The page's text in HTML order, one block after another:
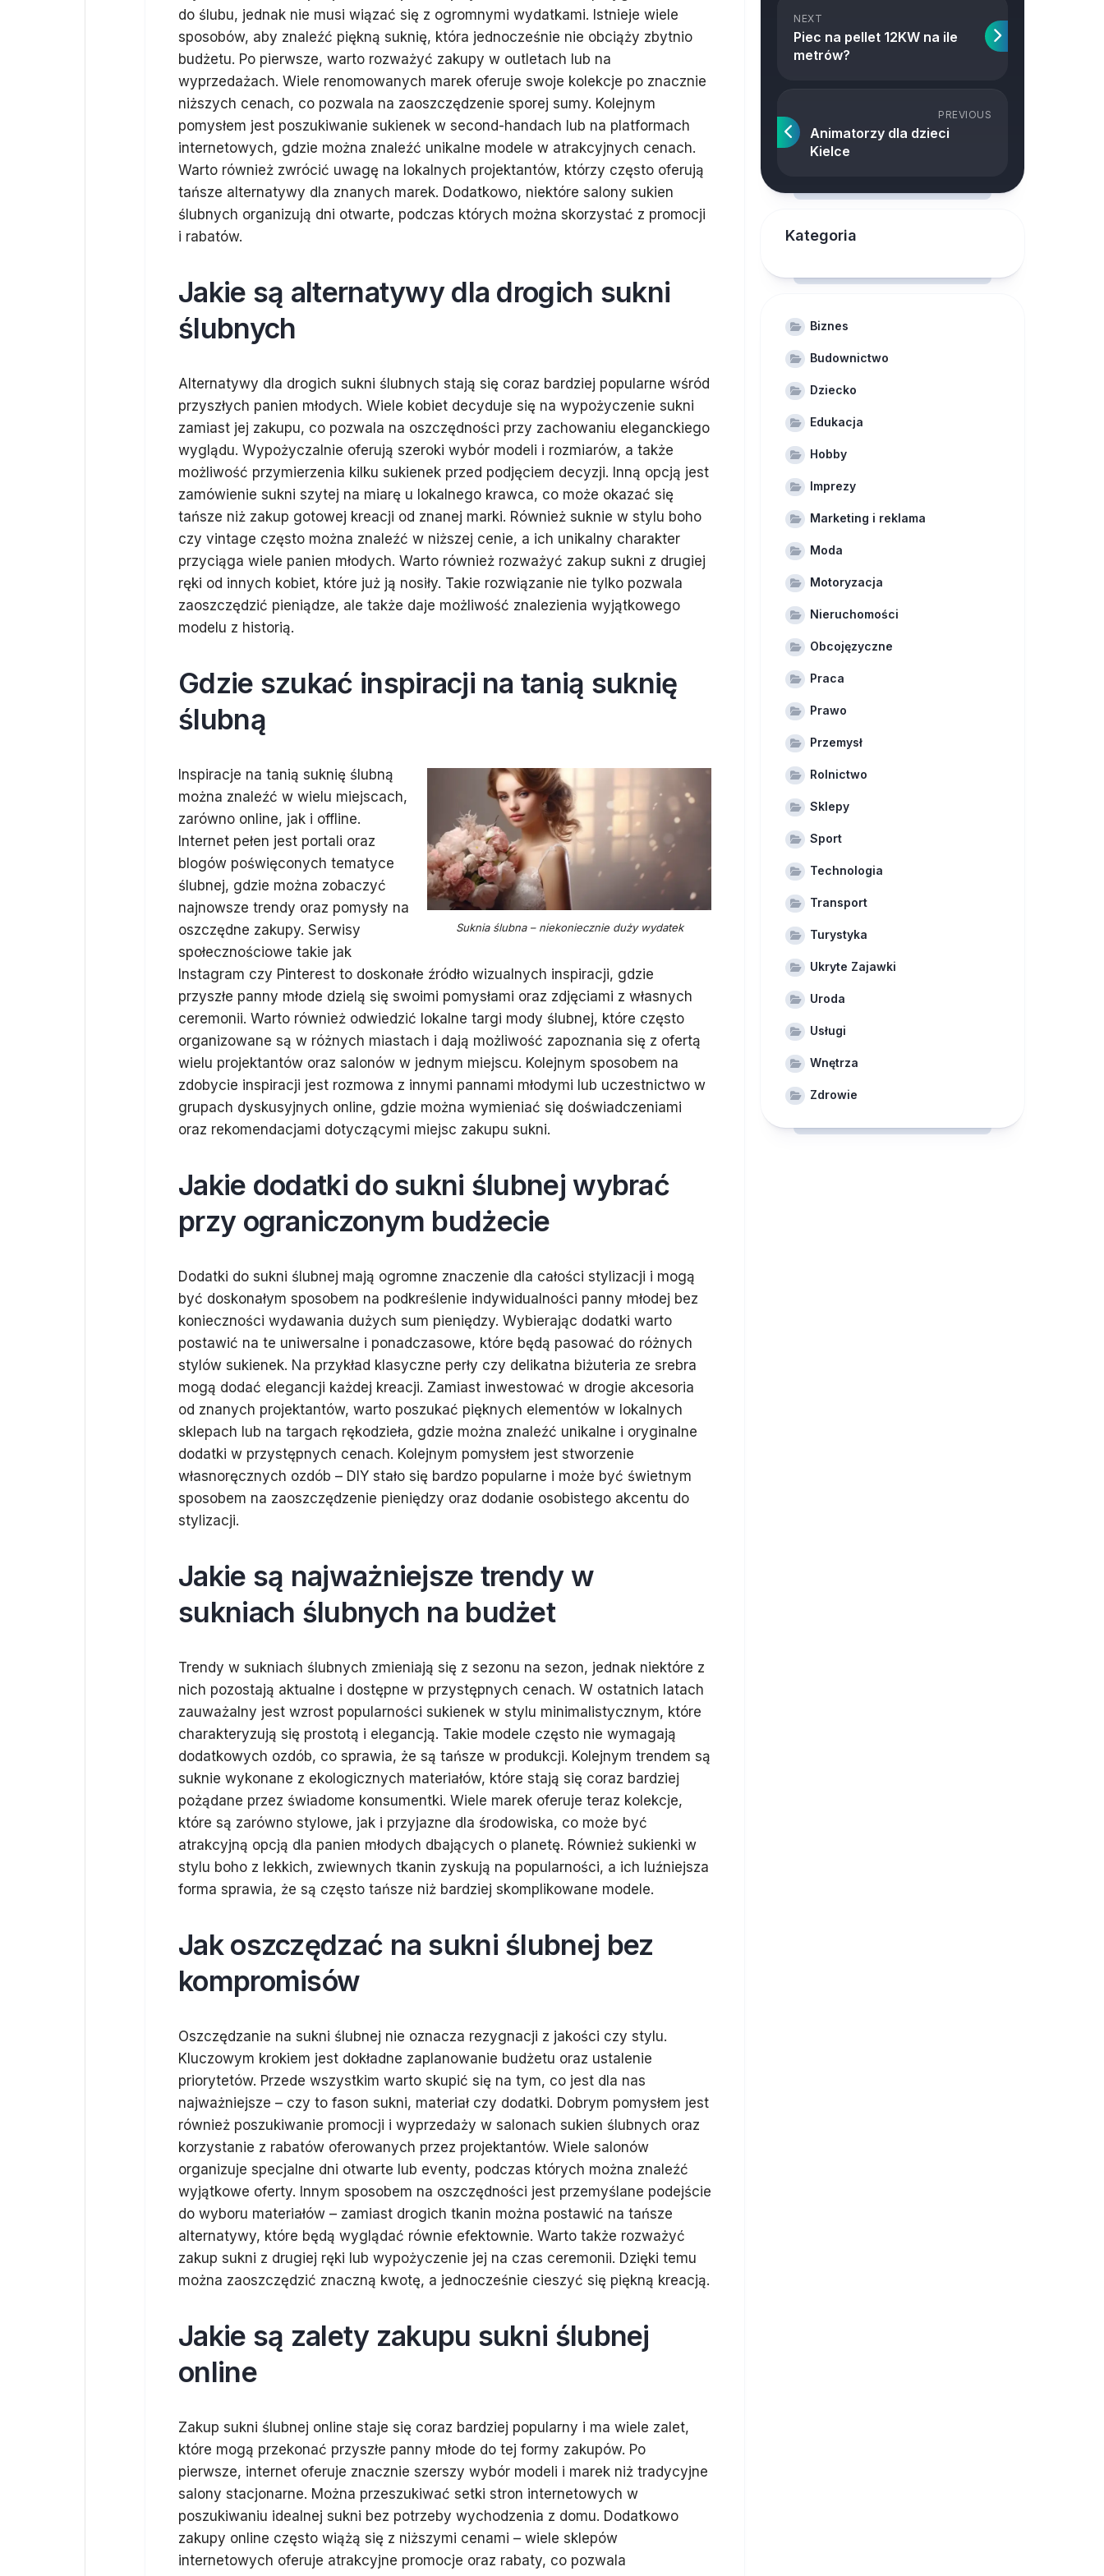
do ślubu, jednak nie musi wiązać się z ogromnymi wydatkami. Istnieje wiele
sposobów, aby znaleźć piękną suknię, która jednocześnie nie obciąży zbytnio
budżetu. Po pierwsze, warto rozważyć zakupy w outletach lub na
wyprzedażach. Wiele renomowanych marek oferuje swoje kolekcje po znacznie
niższych cenach, co pozwala na zaoszczędzenie sporej sumy. Kolejnym
pomysłem jest poszukiwanie sukienek w second-handach lub na platformach
internetowych, gdzie można znaleźć unikalne modele w atrakcyjnych cenach.
Warto również zwrócić uwagę na lokalnych projektantów, którzy często oferują
tańsze alternatywy dla znanych marek. Dodatkowo, niektóre salony sukien
ślubnych organizują dni otwarte, podczas których można skorzystać z promocji
i rabatów.
Jakie są alternatywy dla drogich sukni
ślubnych
Alternatywy dla drogich sukni ślubnych stają się coraz bardziej popularne wśród
przyszłych panien młodych. Wiele kobiet decyduje się na wypożyczenie sukni
zamiast jej zakupu, co pozwala na oszczędności przy zachowaniu eleganckiego
wyglądu. Wypożyczalnie oferują szeroki wybór modeli i rozmiarów, a także
możliwość przymierzenia kilku sukienek przed podjęciem decyzji. Inną opcją jest
zamówienie sukni szytej na miarę u lokalnego krawca, co może okazać się
tańsze niż zakup gotowej kreacji od znanej marki. Również suknie w stylu boho
czy vintage często można znaleźć w niższej cenie, a ich unikalny charakter
przyciąga wiele panien młodych. Warto również rozważyć zakup sukni z drugiej
ręki od innych kobiet, które już ją nosiły. Takie rozwiązanie nie tylko pozwala
zaoszczędzić pieniądze, ale także daje możliwość znalezienia wyjątkowego
modelu z historią.
Gdzie szukać inspiracji na tanią suknię
ślubną
Suknia ślubna – niekoniecznie duży wydatek
Inspiracje na tanią suknię ślubną
można znaleźć w wielu miejscach,
zarówno online, jak i offline.
Internet pełen jest portali oraz
blogów poświęconych tematyce
ślubnej, gdzie można zobaczyć
najnowsze trendy oraz pomysły na
oszczędne zakupy. Serwisy
społecznościowe takie jak
Instagram czy Pinterest to doskonałe źródło wizualnych inspiracji, gdzie
przyszłe panny młode dzielą się swoimi pomysłami oraz zdjęciami z własnych
ceremonii. Warto również odwiedzić lokalne targi mody ślubnej, które często
organizowane są w różnych miastach i dają możliwość zapoznania się z ofertą
wielu projektantów oraz salonów w jednym miejscu. Kolejnym sposobem na
zdobycie inspiracji jest rozmowa z innymi pannami młodymi lub uczestnictwo w
grupach dyskusyjnych online, gdzie można wymieniać się doświadczeniami
oraz rekomendacjami dotyczącymi miejsc zakupu sukni.
Jakie dodatki do sukni ślubnej wybrać
przy ograniczonym budżecie
Dodatki do sukni ślubnej mają ogromne znaczenie dla całości stylizacji i mogą
być doskonałym sposobem na podkreślenie indywidualności panny młodej bez
konieczności wydawania dużych sum pieniędzy. Wybierając dodatki warto
postawić na te uniwersalne i ponadczasowe, które będą pasować do różnych
stylów sukienek. Na przykład klasyczne perły czy delikatna biżuteria ze srebra
mogą dodać elegancji każdej kreacji. Zamiast inwestować w drogie akcesoria
od znanych projektantów, warto poszukać pięknych elementów w lokalnych
sklepach lub na targach rękodzieła, gdzie można znaleźć unikalne i oryginalne
dodatki w przystępnych cenach. Kolejnym pomysłem jest stworzenie
własnoręcznych ozdób – DIY stało się bardzo popularne i może być świetnym
sposobem na zaoszczędzenie pieniędzy oraz dodanie osobistego akcentu do
stylizacji.
Jakie są najważniejsze trendy w
sukniach ślubnych na budżet
Trendy w sukniach ślubnych zmieniają się z sezonu na sezon, jednak niektóre z
nich pozostają aktualne i dostępne w przystępnych cenach. W ostatnich latach
zauważalny jest wzrost popularności sukienek w stylu minimalistycznym, które
charakteryzują się prostotą i elegancją. Takie modele często nie wymagają
dodatkowych ozdób, co sprawia, że są tańsze w produkcji. Kolejnym trendem są
suknie wykonane z ekologicznych materiałów, które stają się coraz bardziej
pożądane przez świadome konsumentki. Wiele marek oferuje teraz kolekcje,
które są zarówno stylowe, jak i przyjazne dla środowiska, co może być
atrakcyjną opcją dla panien młodych dbających o planetę. Również sukienki w
stylu boho z lekkich, zwiewnych tkanin zyskują na popularności, a ich luźniejsza
forma sprawia, że są często tańsze niż bardziej skomplikowane modele.
Jak oszczędzać na sukni ślubnej bez
kompromisów
Oszczędzanie na sukni ślubnej nie oznacza rezygnacji z jakości czy stylu.
Kluczowym krokiem jest dokładne zaplanowanie budżetu oraz ustalenie
priorytetów. Przede wszystkim warto skupić się na tym, co jest dla nas
najważniejsze – czy to fason sukni, materiał czy dodatki. Dobrym pomysłem jest
również poszukiwanie promocji i wyprzedaży w salonach sukien ślubnych oraz
korzystanie z rabatów oferowanych przez projektantów. Wiele salonów
organizuje specjalne dni otwarte lub eventy, podczas których można znaleźć
wyjątkowe oferty. Innym sposobem na oszczędności jest przemyślane podejście
do wyboru materiałów – zamiast drogich tkanin można postawić na tańsze
alternatywy, które będą wyglądać równie efektownie. Warto także rozważyć
zakup sukni z drugiej ręki lub wypożyczenie jej na czas ceremonii. Dzięki temu
można zaoszczędzić znaczną kwotę, a jednocześnie cieszyć się piękną kreacją.
Jakie są zalety zakupu sukni ślubnej
online
Zakup sukni ślubnej online staje się coraz bardziej popularny i ma wiele zalet,
które mogą przekonać przyszłe panny młode do tej formy zakupów. Po
pierwsze, internet oferuje znacznie szerszy wybór modeli i marek niż tradycyjne
salony stacjonarne. Można przeszukiwać setki stron internetowych w
poszukiwaniu idealnej sukni bez potrzeby wychodzenia z domu. Dodatkowo
zakupy online często wiążą się z niższymi cenami – wiele sklepów
internetowych oferuje atrakcyjne promocje oraz rabaty, co pozwala
NEXT
Piec na pellet 12KW na ile
metrów?
PREVIOUS
Animatorzy dla dzieci
Kielce
Kategoria
Biznes
Budownictwo
Dziecko
Edukacja
Hobby
Imprezy
Marketing i reklama
Moda
Motoryzacja
Nieruchomości
Obcojęzyczne
Praca
Prawo
Przemysł
Rolnictwo
Sklepy
Sport
Technologia
Transport
Turystyka
Ukryte Zajawki
Uroda
Usługi
Wnętrza
Zdrowie